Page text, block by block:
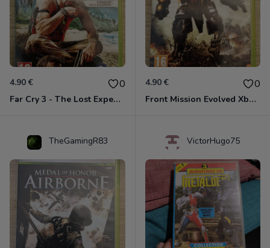
4.90 € 0
Far Cry 3 - The Lost Expeditions - Edition Spéciale Xbox 360
4.90 € 0
Front Mission Evolved Xbox 360
TheGamingR83 VictorHugo75